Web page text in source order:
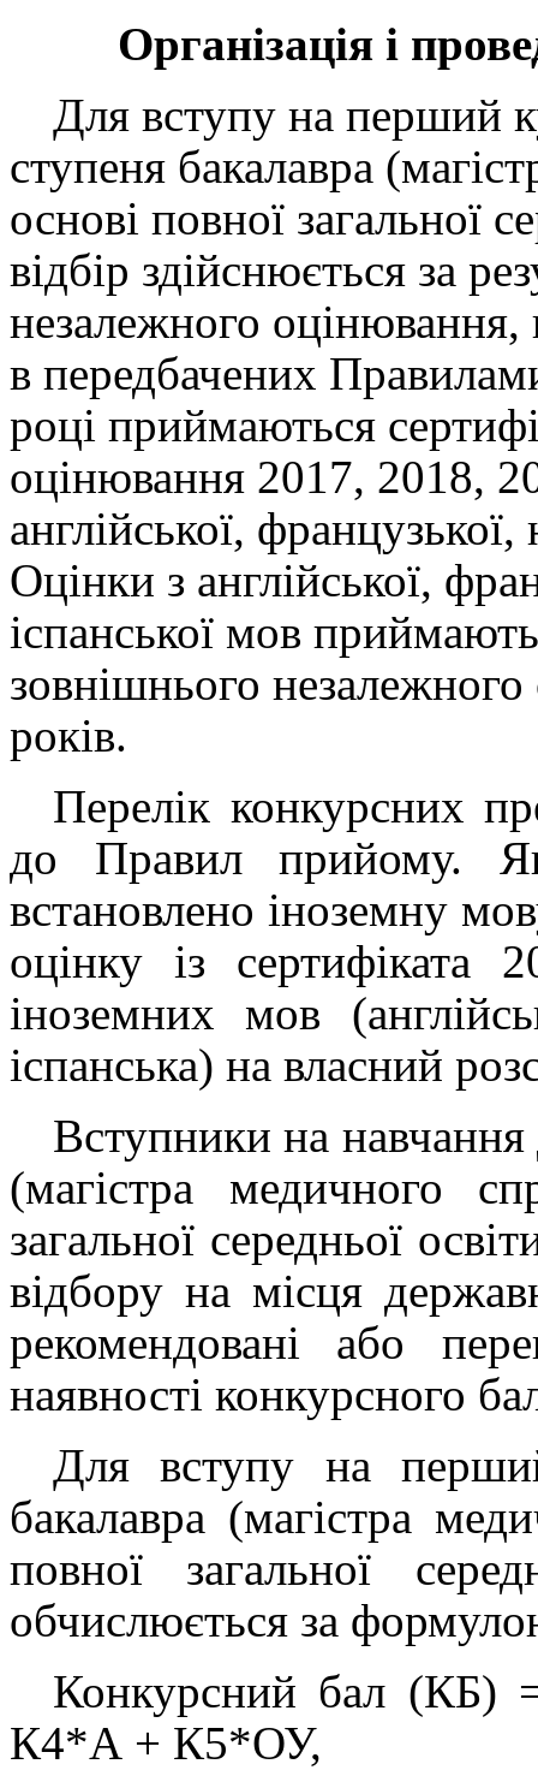
Організація і
Для вступу на перший
ступеня бакалавра
основі повної загальної
відбір здійснюється за
незалежного оцінювання,
в передбачених
році приймаються
оцінювання 2017, 2018,
англійської,
Оцінки з англійської,
іспанської мов
зовнішнього
років.
Перелік конкурсних
до Правил прийому.
встановлено іноземну
оцінку із
іноземних мов
іспанська) на власний
Вступники на навчання
(магістра медичного
загальної середньої
відбору на місця
рекомендовані або
наявності конкурсного
Для вступу на
бакалавра (магістра
повної загальної
обчислюється за
Конкурсний бал
К4*А + К5*ОУ,